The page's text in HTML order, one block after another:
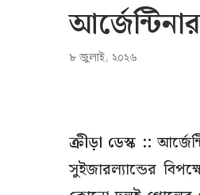
৮ জুলাই, ২০২৬
ক্রীড়া ডেস্ক ::
সুইজারল্যান্ডের